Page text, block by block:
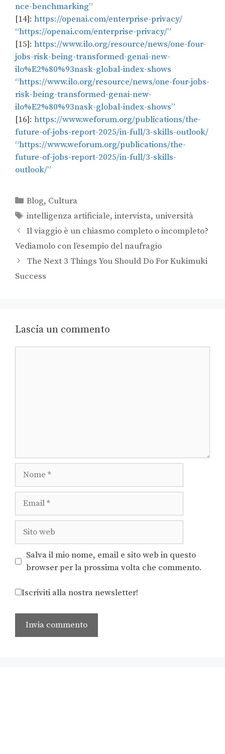
nce-benchmarking”
[14]: https://openai.com/enterprise-privacy/
“https://openai.com/enterprise-privacy/”
[15]: https://www.ilo.org/resource/news/one-four-
jobs-risk-being-transformed-genai-new-
ilo%E2%80%93nask-global-index-shows
“https://www.ilo.org/resource/news/one-four-jobs-
risk-being-transformed-genai-new-
ilo%E2%80%93nask-global-index-shows”
[16]: https://www.weforum.org/publications/the-
future-of-jobs-report-2025/in-full/3-skills-outlook/
“https://www.weforum.org/publications/the-
future-of-jobs-report-2025/in-full/3-skills-
outlook/”
Blog, Cultura
intelligenza artificiale,intervista, università
Il viaggio è un chiasmo completo o incompleto?
Vediamolo con l’esempio del naufragio
The Next 3 Things You Should Do For Kukimuki
Success
Lascia un commento
Salva il mio nome, email e sito web in questo
browser per la prossima volta che commento.
Iscriviti alla nostra newsletter!